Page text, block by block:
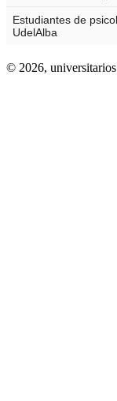
© 2026, universitarios